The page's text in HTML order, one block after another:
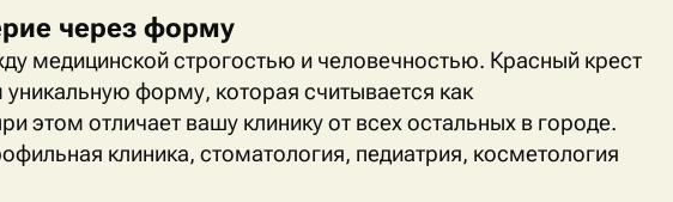
через форму
медицинской строгостью и человечностью. Красный крест
форму, которая считывается как
этом отличает вашу клинику от всех остальных в городе.
клиника, стоматология, педиатрия, косметология